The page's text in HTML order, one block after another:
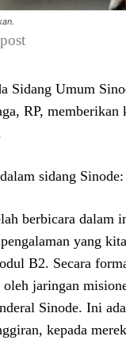
Sidang Umum
RP,
sidang Sinode:
berbicara
yang
B2. Secara
jaringan
Sinode. Ini
kepada